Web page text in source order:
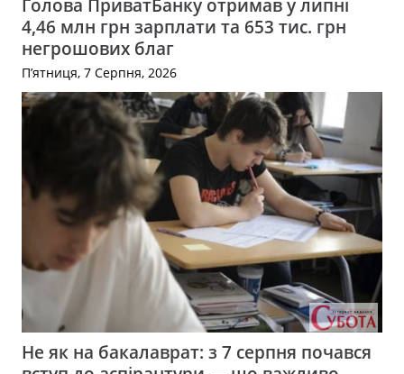
4,46 млн грн зарплати та 653 тис. грн
негрошових благ
П’ятниця, 7 Серпня, 2026
Не як на бакалаврат: з 7 серпня почався